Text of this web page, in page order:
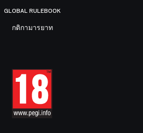
GLOBAL RULEBOOK
กติกามารยาท